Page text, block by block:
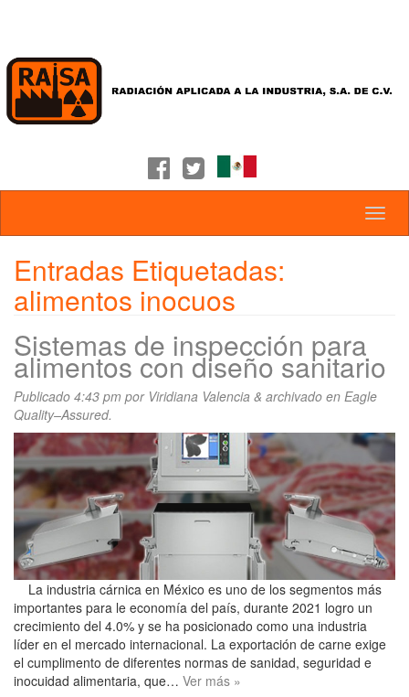
Entradas Etiquetadas:
alimentos inocuos
Sistemas de inspección para
alimentos con diseño sanitario
Publicado 4:43 pm por Viridiana Valencia & archivado en Eagle
Quality–Assured.
La industria cárnica en México es uno de los segmentos más
importantes para le economía del país, durante 2021 logro un
crecimiento del 4.0% y se ha posicionado como una industria
líder en el mercado internacional. La exportación de carne exige
el cumplimento de diferentes normas de sanidad, seguridad e
inocuidad alimentaria, que… Ver más »